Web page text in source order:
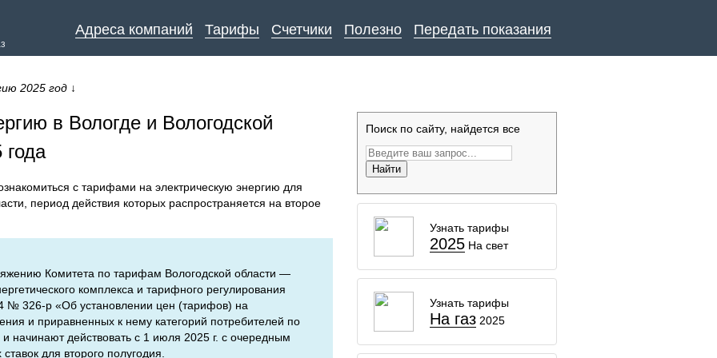
Адреса компаний Тарифы Счетчики Полезно Передать показания
2025 год ↓
в Вологде и Вологодской
с тарифами на электрическую энергию для
период действия которых распространяется на второе
Комитета по тарифам Вологодской области —
комплекса и тарифного регулирования
№ 326-р «Об установлении цен (тарифов) на
и приравненных к нему категорий потребителей по
начинают действовать с 1 июля 2025 г. с очередным
для второго полугодия.
Поиск по сайту, найдется все
Найти
Узнать тарифы
2025 На свет
Узнать тарифы
На газ 2025